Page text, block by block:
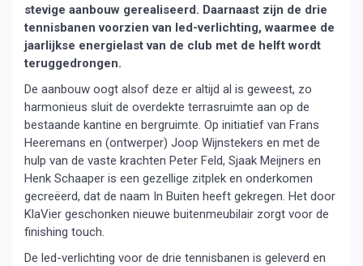
stevige aanbouw gerealiseerd. Daarnaast zijn de drie
tennisbanen voorzien van led-verlichting, waarmee de
jaarlijkse energielast van de club met de helft wordt
teruggedrongen.
De aanbouw oogt alsof deze er altijd al is geweest, zo
harmonieus sluit de overdekte terrasruimte aan op de
bestaande kantine en bergruimte. Op initiatief van Frans
Heeremans en (ontwerper) Joop Wijnstekers en met de
hulp van de vaste krachten Peter Feld, Sjaak Meijners en
Henk Schaaper is een gezellige zitplek en onderkomen
gecreëerd, dat de naam In Buiten heeft gekregen. Het door
KlaVier geschonken nieuwe buitenmeubilair zorgt voor de
finishing touch.
De led-verlichting voor de drie tennisbanen is geleverd en